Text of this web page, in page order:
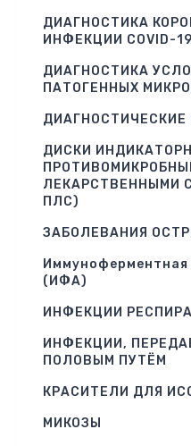
ДИАГНОСТИКА
ИНФЕКЦИИ COVID-19
ДИАГНОСТИКА
ПАТОГЕННЫХ
ДИАГНОСТИЧЕСКИЕ
ДИСКИ
ЛЕКАРСТВЕННЫМИ
ПЛС)
ЗАБОЛЕВАНИЯ
Иммуноферментная
(ИФА)
ИНФЕКЦИИ
ИНФЕКЦИИ,
ПОЛОВЫМ ПУТЁМ
КРАСИТЕЛИ ДЛЯ
МИКОЗЫ